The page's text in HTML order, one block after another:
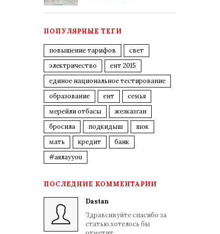
ПОПУЛЯРНЫЕ ТЕГИ
повышение тарифов
свет
электричество
ент 2015
единое национальное тестирование
образование
ент
семья
мерейли отбасы
жезказган
бросила
подкидыш
шок
мать
кредит
банк
#аялауyou
ПОСЛЕДНИЕ КОММЕНТАРИИ
Dastan
Здравсивуйте спасибо за
статью.хотелось бы